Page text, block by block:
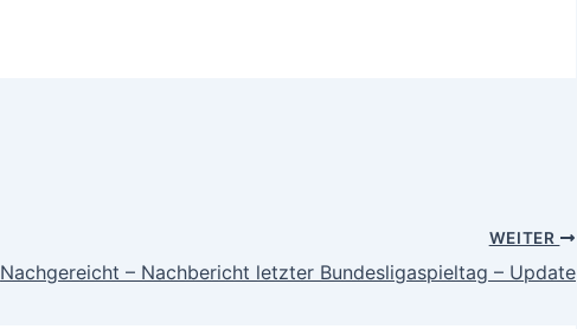
WEITER
Nachgereicht – Nachbericht letzter Bundesligaspieltag – Update